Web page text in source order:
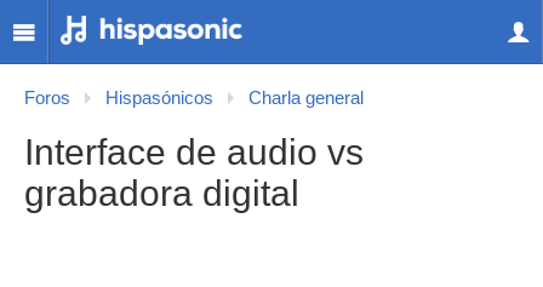
Foros Hispasónicos Charla general
Interface de audio vs
grabadora digital